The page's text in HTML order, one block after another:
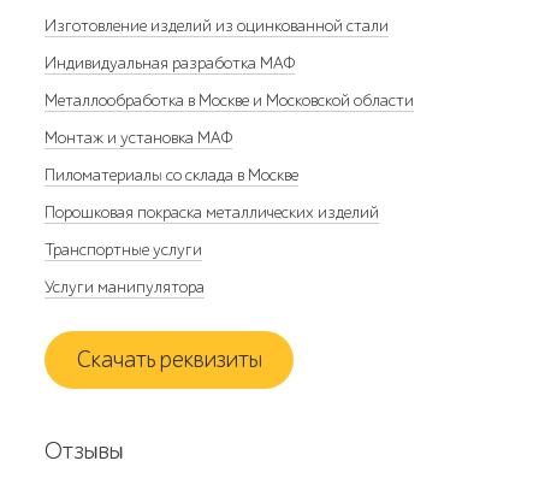
Изготовление изделий из оцинкованной стали
Индивидуальная разработка МАФ
Металлообработка в Москве и Московской области
Монтаж и установка МАФ
Пиломатериалы со склада в Москве
Порошковая покраска металлических изделий
Транспортные услуги
Услуги манипулятора
Скачать реквизиты
Отзывы